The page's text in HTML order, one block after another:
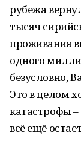
рубежа
тысяч
проживания
одного
безусловно,
Это в целом
катастрофы –
всё ещё